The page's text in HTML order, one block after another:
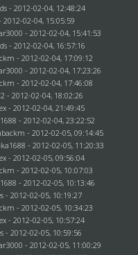
- 2012-02-04, 12:48:24
2012-02-04, 15:05:59
- 2012-02-04, 15:41:53
- 2012-02-04, 16:57:16
- 2012-02-04, 17:09:12
- 2012-02-04, 17:23:26
- 2012-02-04, 17:46:08
- 2012-02-04, 18:02:26
- 2012-02-04, 21:49:45
- 2012-02-04, 23:22:52
- 2012-02-05, 09:14:45
- 2012-02-05, 11:20:33
- 2012-02-05, 09:56:04
- 2012-02-05, 10:07:03
- 2012-02-05, 10:13:46
- 2012-02-05, 10:19:27
- 2012-02-05, 10:34:23
- 2012-02-05, 10:57:24
- 2012-02-05, 10:59:56
- 2012-02-05, 11:00:29